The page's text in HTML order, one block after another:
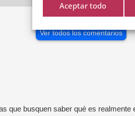
Aceptar todo
Ver todos los comentarios
que busquen saber qué es realmente